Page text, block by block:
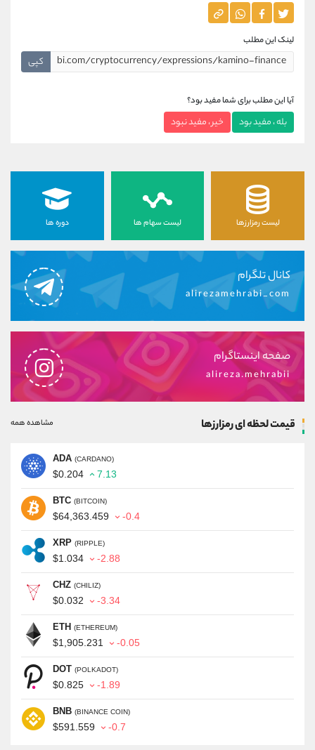
لینک این مطلب
کپی
آیا این مطلب برای شما مفید بود؟
بله ، مفید بود خیر ، مفید نبود
لیست رمزارزها لیست سهام ها دوره ها
کانال تلگرام
alirezamehrabi_com
صفحه اینستاگرام
alireza.mehrabii
قیمت لحظه ای رمزارزها مشاهده همه
ADA (CARDANO)
$0.204 7.13
BTC (BITCOIN)
$64,363.459 -0.4
XRP (RIPPLE)
$1.034 -2.88
CHZ (CHILIZ)
$0.032 -3.34
ETH (ETHEREUM)
$1,905.231 -0.05
DOT (POLKADOT)
$0.825 -1.89
BNB (BINANCE COIN)
$591.559 -0.7